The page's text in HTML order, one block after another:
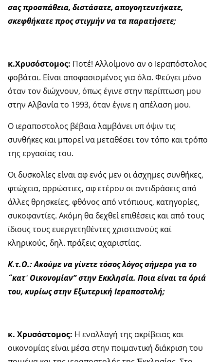
σας προσπάθεια, διστάσατε, απογοητευτήκατε,
σκεφθήκατε προς στιγμήν να τα παρατήσετε;
κ.Χρυσόστομος: Ποτέ! Αλλοίμονο αν ο Ιεραπόστολος
φοβάται. Είναι αποφασισμένος για όλα. Φεύγει μόνο
όταν τον διώχνουν, όπως έγινε στην περίπτωση μου
στην Αλβανία το 1993, όταν έγινε η απέλαση μου.
Ο ιεραποστολος βέβαια λαμβάνει υπ όψιν τις
συνθήκες και μπορεί να μεταθέσει τον τόπο και τρόπο
της εργασίας του.
Οι δυσκολίες είναι αφ ενός μεν οι άσχημες συνθήκες,
φτώχεια, αρρώστιες, αφ ετέρου οι αντιδράσεις από
άλλες θρησκείες, φθόνος από ντόπιους, κατηγορίες,
συκοφαντίες. Ακόμη θα δεχθεί επιθέσεις και από τους
ίδιους τους ευεργετηθέντες χριστιανούς καί
κληρικούς, δηλ. πράξεις αχαριστίας.
Κ.τ.Ο.: Ακούμε να γίνετε τόσος λόγος σήμερα για το
΅κατ᾿ Οικονομίαν” στην Εκκλησία. Ποια είναι τα όριά
του, κυρίως στην Εξωτερική Ιεραποστολή;
κ. Χρυσόστομος: Η εναλλαγή της ακρίβειας και
οικονομίας είναι μέσα στην ποιμαντική διάκριση του